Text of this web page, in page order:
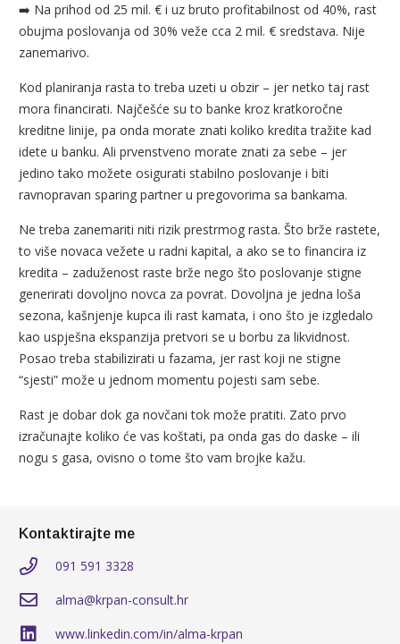
➡️ Na prihod od 25 mil. € i uz bruto profitabilnost od 40%, rast
obujma poslovanja od 30% veže cca 2 mil. € sredstava. Nije
zanemarivo.
Kod planiranja rasta to treba uzeti u obzir – jer netko taj rast
mora financirati. Najčešće su to banke kroz kratkoročne
kreditne linije, pa onda morate znati koliko kredita tražite kad
idete u banku. Ali prvenstveno morate znati za sebe – jer
jedino tako možete osigurati stabilno poslovanje i biti
ravnopravan sparing partner u pregovorima sa bankama.
Ne treba zanemariti niti rizik prestrmog rasta. Što brže rastete,
to više novaca vežete u radni kapital, a ako se to financira iz
kredita – zaduženost raste brže nego što poslovanje stigne
generirati dovoljno novca za povrat. Dovoljna je jedna loša
sezona, kašnjenje kupca ili rast kamata, i ono što je izgledalo
kao uspješna ekspanzija pretvori se u borbu za likvidnost.
Posao treba stabilizirati u fazama, jer rast koji ne stigne
“sjesti” može u jednom momentu pojesti sam sebe.
Rast je dobar dok ga novčani tok može pratiti. Zato prvo
izračunajte koliko će vas koštati, pa onda gas do daske – ili
nogu s gasa, ovisno o tome što vam brojke kažu.
Kontaktirajte me
091 591 3328
alma@krpan-consult.hr
www.linkedin.com/in/alma-krpan